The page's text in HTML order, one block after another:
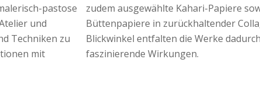
pastose
und
Techniken zu
mit
zudem ausgewählte Kahari-Papiere
Büttenpapiere in zurückhaltender
Blickwinkel entfalten die Werke
faszinierende Wirkungen.